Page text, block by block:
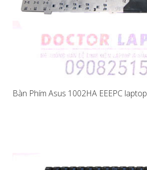
Bàn Phím Asus 1002HA EEEPC laptop